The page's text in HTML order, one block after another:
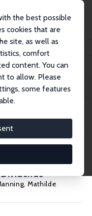
the best possible
cookies that are
site, as well as
comfort
content. You can
to allow. Please
some features
fair gestalten:
, Mathilde